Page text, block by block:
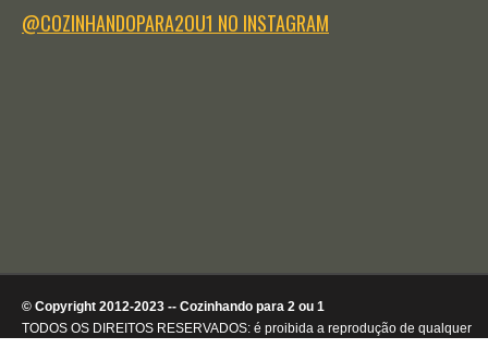
@COZINHANDOPARA2OU1 NO INSTAGRAM
© Copyright 2012-2023 -- Cozinhando para 2 ou 1
TODOS OS DIREITOS RESERVADOS: é proibida a reprodução de qualquer